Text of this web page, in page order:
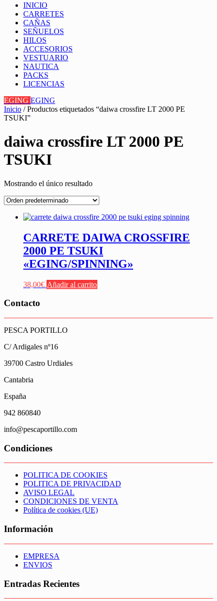
INICIO
CARRETES
CAÑAS
SEÑUELOS
HILOS
ACCESORIOS
VESTUARIO
NAUTICA
PACKS
LICENCIAS
EGING EGING
Inicio / Productos etiquetados “daiwa crossfire LT 2000 PE
TSUKI”
daiwa crossfire LT 2000 PE
TSUKI
Mostrando el único resultado
CARRETE DAIWA CROSSFIRE
2000 PE TSUKI
«EGING/SPINNING»
38,00€ Añadir al carrito
Contacto
PESCA PORTILLO
C/ Ardigales nº16
39700 Castro Urdiales
Cantabria
España
942 860840
info@pescaportillo.com
Condiciones
POLITICA DE COOKIES
POLITICA DE PRIVACIDAD
AVISO LEGAL
CONDICIONES DE VENTA
Política de cookies (UE)
Información
EMPRESA
ENVIOS
Entradas Recientes